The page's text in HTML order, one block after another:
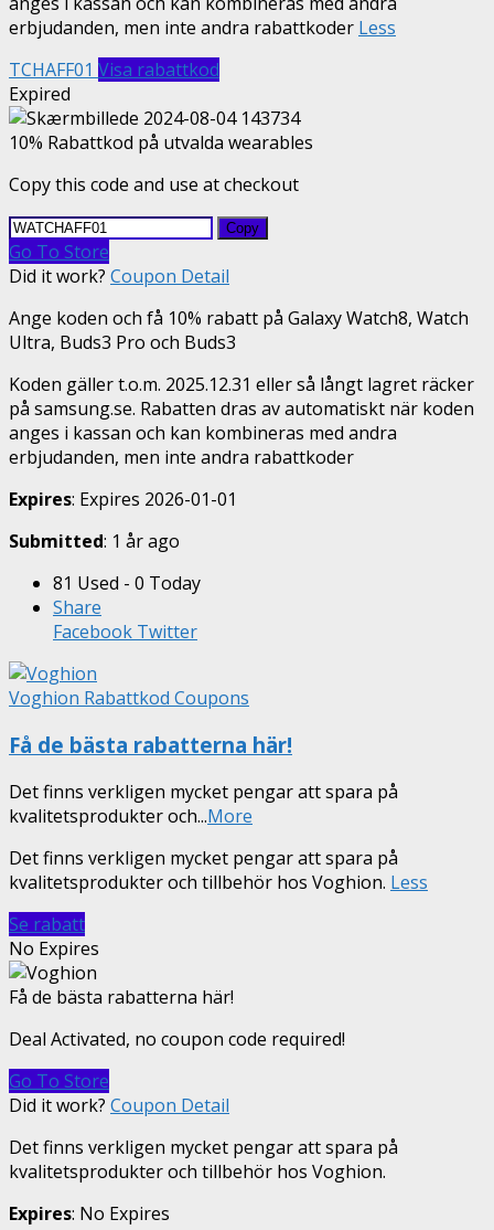
erbjudanden, men inte andra rabattkoder Less
TCHAFF01 Visa rabattkod
Expired
10% Rabattkod på utvalda wearables
Copy this code and use at checkout
Copy
Go To Store
Did it work? Coupon Detail
Ange koden och få 10% rabatt på Galaxy Watch8, Watch
Ultra, Buds3 Pro och Buds3
Koden gäller t.o.m. 2025.12.31 eller så långt lagret räcker
på samsung.se. Rabatten dras av automatiskt när koden
anges i kassan och kan kombineras med andra
erbjudanden, men inte andra rabattkoder
Expires: Expires 2026-01-01
Submitted: 1 år ago
81 Used - 0 Today
Share
Facebook Twitter
Voghion Rabattkod Coupons
Få de bästa rabatterna här!
Det finns verkligen mycket pengar att spara på
kvalitetsprodukter och...More
Det finns verkligen mycket pengar att spara på
kvalitetsprodukter och tillbehör hos Voghion. Less
Se rabatt
No Expires
Få de bästa rabatterna här!
Deal Activated, no coupon code required!
Go To Store
Did it work? Coupon Detail
Det finns verkligen mycket pengar att spara på
kvalitetsprodukter och tillbehör hos Voghion.
Expires: No Expires